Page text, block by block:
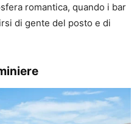
romantica, quando i bar
di gente del posto e di